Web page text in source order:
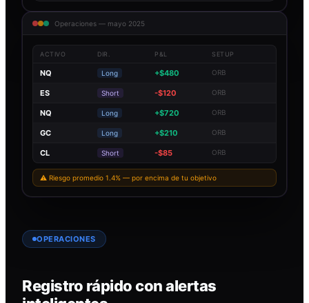
Operaciones — mayo 2025
ACTIVO DIR. P&L SETUP
NQ Long +$480 ORB
ES Short -$120 ORB
NQ Long +$720 ORB
GC Long +$210 ORB
CL Short -$85 ORB
⚠ Riesgo promedio 1.4% — por encima de tu objetivo
OPERACIONES
Registro rápido con alertas